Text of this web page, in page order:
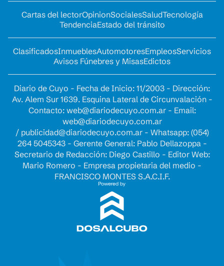
Cartas del lectorOpinionSocialesSaludTecnología
TendenciaEstado del tránsito
ClasificadosInmueblesAutomotoresEmpleosServicios
Avisos Fúnebres y MisasEdictos
Diario de Cuyo - Fecha de Inicio: 11/2003 - Dirección:
Av. Alem Sur 1639. Esquina Lateral de Circunvalación -
Contacto: web@diariodecuyo.com.ar- Email:
web@diariodecuyo.com.ar
/ publicidad@diariodecuyo.com.ar- Whatsapp: (054)
264 5045343 - Gerente General: Pablo Dellazoppa -
Secretario de Redacción: Diego Castillo - Editor Web:
Mario Romero - Empresa propietaria del medio -
FRANCISCO MONTES S.A.C.I.F.